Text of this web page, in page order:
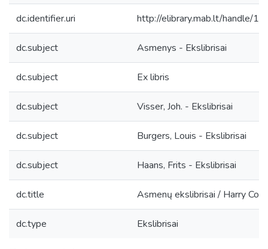
dc.identifier.uri http://elibrary.mab.lt/handle/1/
dc.subject Asmenys - Ekslibrisai
dc.subject Ex libris
dc.subject Visser, Joh. - Ekslibrisai
dc.subject Burgers, Louis - Ekslibrisai
dc.subject Haans, Frits - Ekslibrisai
dc.title Asmenų ekslibrisai / Harry
dc.type Ekslibrisai